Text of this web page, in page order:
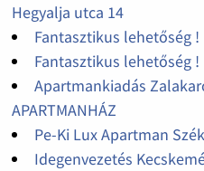
Hegyalja utca 14
Fantasztikus lehetőség !
Fantasztikus lehetőség !
Apartmankiadás
APARTMANHÁZ
Pe-Ki Lux Apartman
Idegenvezetés